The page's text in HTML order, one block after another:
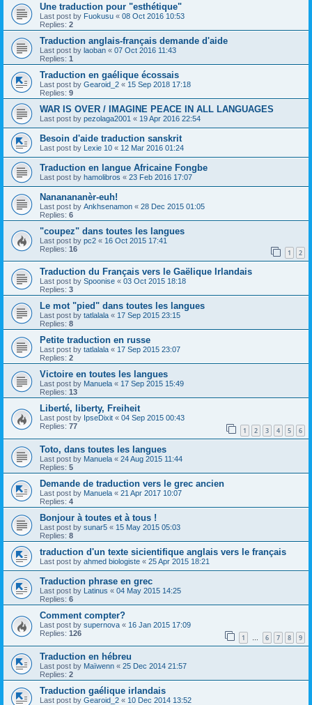
Une traduction pour "esthétique"
Last post by Fuokusu « 08 Oct 2016 10:53
Replies: 2
Traduction anglais-français demande d'aide
Last post by laoban « 07 Oct 2016 11:43
Replies: 1
Traduction en gaélique écossais
Last post by Gearoid_2 « 15 Sep 2018 17:18
Replies: 9
WAR IS OVER / IMAGINE PEACE IN ALL LANGUAGES
Last post by pezolaga2001 « 19 Apr 2016 22:54
Besoin d'aide traduction sanskrit
Last post by Lexie 10 « 12 Mar 2016 01:24
Traduction en langue Africaine Fongbe
Last post by hamolibros « 23 Feb 2016 17:07
Nananananèr-euh!
Last post by Ankhsenamon « 28 Dec 2015 01:05
Replies: 6
"coupez" dans toutes les langues
Last post by pc2 « 16 Oct 2015 17:41
Replies: 16 1 2
Traduction du Français vers le Gaëlique Irlandais
Last post by Spoonise « 03 Oct 2015 18:18
Replies: 3
Le mot "pied" dans toutes les langues
Last post by tatlalala « 17 Sep 2015 23:15
Replies: 8
Petite traduction en russe
Last post by tatlalala « 17 Sep 2015 23:07
Replies: 2
Victoire en toutes les langues
Last post by Manuela « 17 Sep 2015 15:49
Replies: 13
Liberté, liberty, Freiheit
Last post by IpseDixit « 04 Sep 2015 00:43
Replies: 77 1 2 3 4 5 6
Toto, dans toutes les langues
Last post by Manuela « 24 Aug 2015 11:44
Replies: 5
Demande de traduction vers le grec ancien
Last post by Manuela « 21 Apr 2017 10:07
Replies: 4
Bonjour à toutes et à tous !
Last post by sunar5 « 15 May 2015 05:03
Replies: 8
traduction d'un texte sicientifique anglais vers le français
Last post by ahmed biologiste « 25 Apr 2015 18:21
Traduction phrase en grec
Last post by Latinus « 04 May 2015 14:25
Replies: 6
Comment compter?
Last post by supernova « 16 Jan 2015 17:09
Replies: 126 1 … 6 7 8 9
Traduction en hébreu
Last post by Maïwenn « 25 Dec 2014 21:57
Replies: 2
Traduction gaélique irlandais
Last post by Gearoid_2 « 10 Dec 2014 13:52